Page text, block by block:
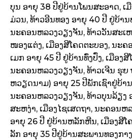
ບຸນ ອາຍຸ 38 ປີຢູ່ບ້ານໂພນສະອາດ, ເ
ມ່ວນ, ທ້າວອີນທອງ ອາຍຸ 40 ປີ ຢູ່ບ້ານ
ນະຄອນຫລວງວຽງຈັນ, ທ້າວວັນສະເ
ໜອງແຕ່ງ, ເມືອງສີໂຄດຕະບອງ, ນະຄ
ເມກ ອາຍຸ 45 ປີ ຢູ່ບ້ານທົ່ງປົ່ງ, ເມືອງສີ
ນະຄອນຫລວງວຽງຈັນ, ທ້າວເຈີນ ຮຸຍ
ຫວຽດນາມ) ອາຍຸ 25 ປີພັກເຊົາຢູ່ບ້າ
ນະຄອນຫລວງວຽງຈັນ, ທ້າວບຸນລ້ຽງ
ສະຫງ່າ, ເມືອງໄຊເສດຖາ, ນະຄອນ
ອາຍຸ 26 ປີ ຢູ່ບ້ານຫລັກຫີນ, ເມືອງສີໂ
ລັກ ອາຍຸ 35 ປີຢູ່ບ້ານສະພານທອງກາ